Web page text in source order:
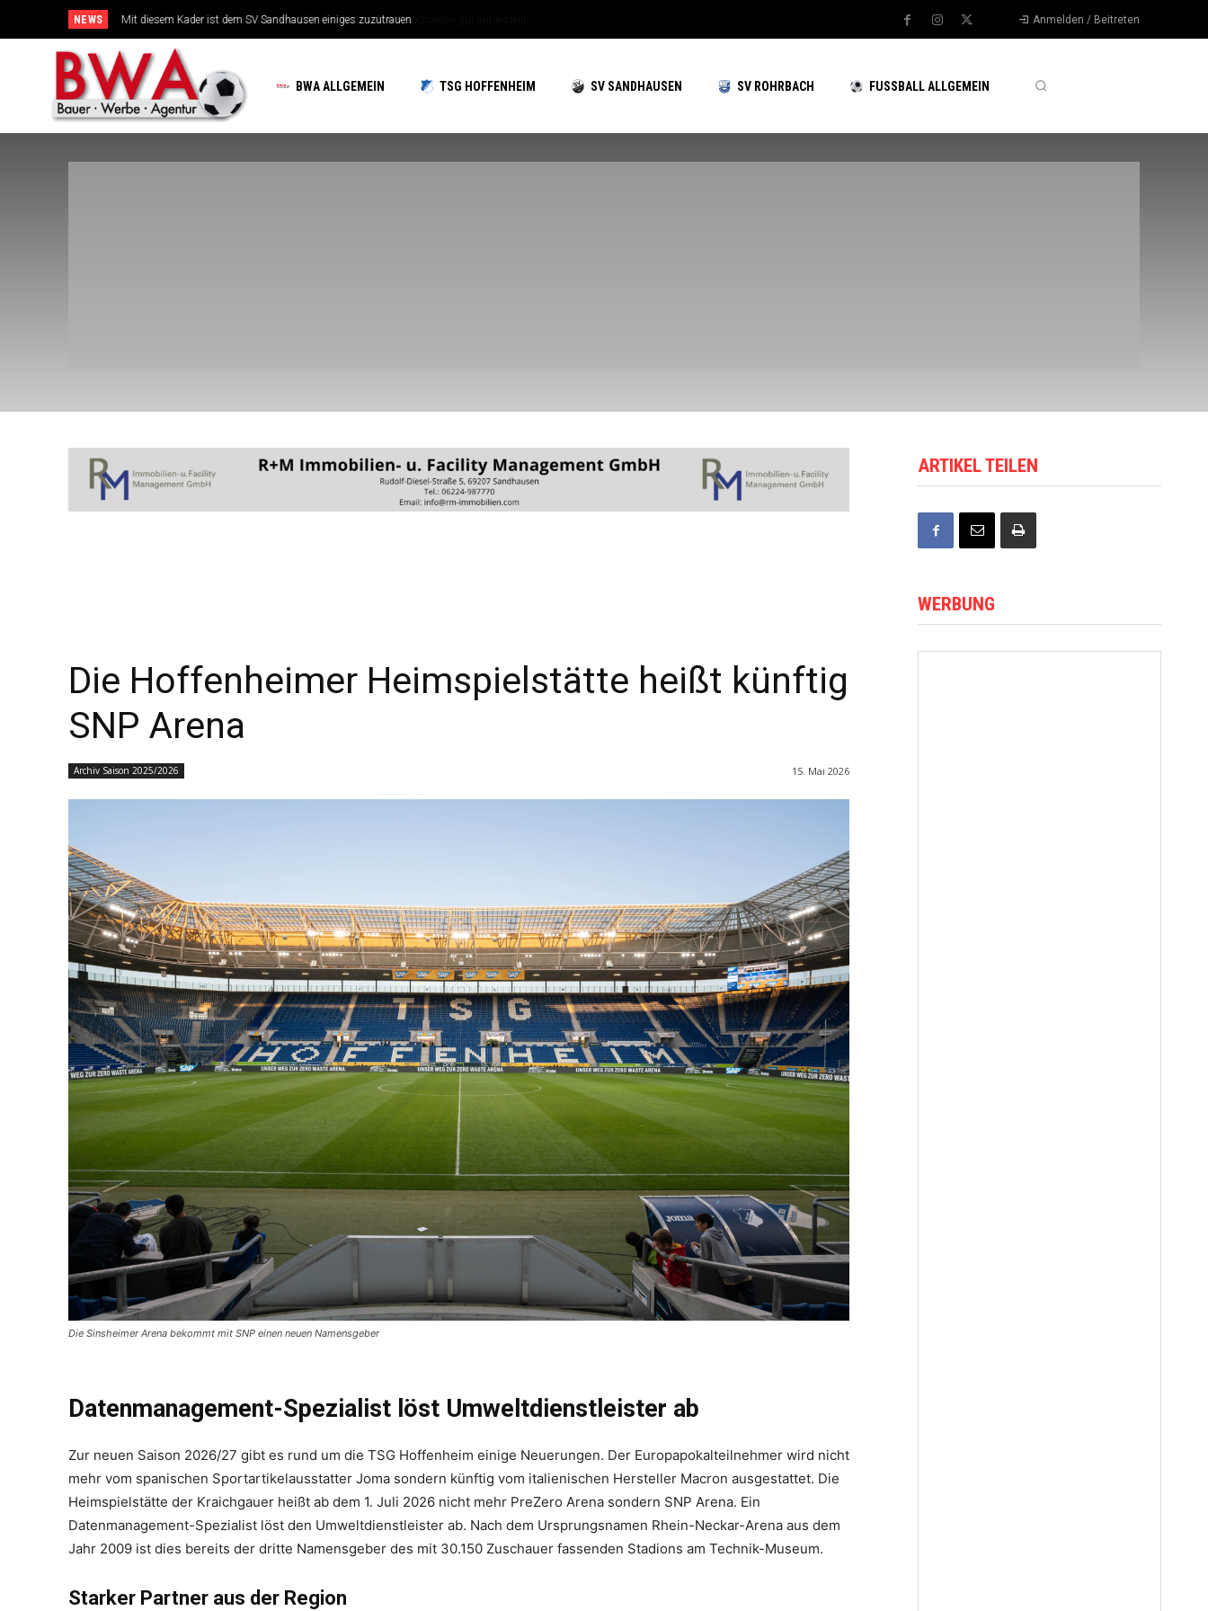
NEWS TSG-Erfolgsarchitekten sehen sich für den Tanz auf drei Hochzeiten gut aufgestellt Anmelden / Beitreten
BWA ALLGEMEIN TSG HOFFENHEIM SV SANDHAUSEN SV ROHRBACH FUSSBALL ALLGEMEIN
Die Hoffenheimer Heimspielstätte heißt künftig
SNP Arena
Archiv Saison 2025/2026 15. Mai 2026
Die Sinsheimer Arena bekommt mit SNP einen neuen Namensgeber
Datenmanagement-Spezialist löst Umweltdienstleister ab
Zur neuen Saison 2026/27 gibt es rund um die TSG Hoffenheim einige Neuerungen. Der Europapokalteilnehmer wird nicht
mehr vom spanischen Sportartikelausstatter Joma sondern künftig vom italienischen Hersteller Macron ausgestattet. Die
Heimspielstätte der Kraichgauer heißt ab dem 1. Juli 2026 nicht mehr PreZero Arena sondern SNP Arena. Ein
Datenmanagement-Spezialist löst den Umweltdienstleister ab. Nach dem Ursprungsnamen Rhein-Neckar-Arena aus dem
Jahr 2009 ist dies bereits der dritte Namensgeber des mit 30.150 Zuschauer fassenden Stadions am Technik-Museum.
Starker Partner aus der Region
ARTIKEL TEILEN
WERBUNG